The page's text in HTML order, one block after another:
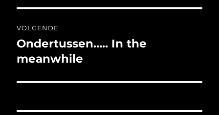
VOLGENDE
Volgend
bericht:
Ondertussen….. In the
meanwhile